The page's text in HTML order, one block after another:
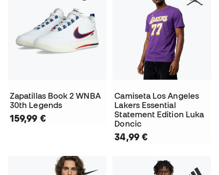
Zapatillas Book 2 WNBA
30th Legends
159,99 €
Camiseta Los Angeles
Lakers Essential
Statement Edition Luka
Doncic
34,99 €